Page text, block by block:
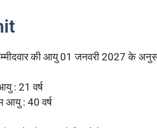
की आयु 01 जनवरी 2027 के
: 21 वर्ष
आयु : 40 वर्ष